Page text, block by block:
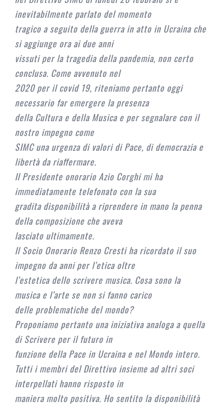
inevitabilmente parlato del momento
tragico a seguito della guerra in atto in Ucraina che
si aggiunge ora ai due anni
vissuti per la tragedia della pandemia, non certo
conclusa. Come avvenuto nel
2020 per il covid 19, riteniamo pertanto oggi
necessario far emergere la presenza
della Cultura e della Musica e per segnalare con il
nostro impegno come
SIMC una urgenza di valori di Pace, di democrazia e
libertà da riaffermare.
Il Presidente onorario Azio Corghi mi ha
immediatamente telefonato con la sua
gradita disponibilità a riprendere in mano la penna
della composizione che aveva
lasciato ultimamente.
Il Socio Onorario Renzo Cresti ha ricordato il suo
impegno da anni per l’etica oltre
l’estetica dello scrivere musica. Cosa sono la
musica e l’arte se non si fanno carico
delle problematiche del mondo?
Proponiamo pertanto una iniziativa analoga a quella
di Scrivere per il futuro in
funzione della Pace in Ucraina e nel Mondo intero.
Tutti i membri del Direttivo insieme ad altri soci
interpellati hanno risposto in
maniera molto positiva. Ho sentito la disponibilità